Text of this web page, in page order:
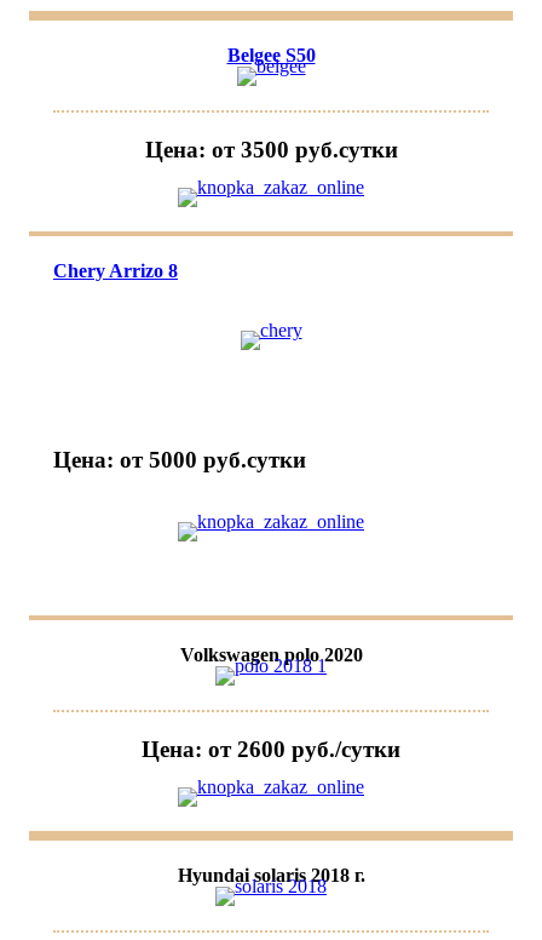
Belgee S50
Цена: от 3500 руб.cутки
Chery Arrizo 8
Цена: от 5000 руб.cутки
Volkswagen polo 2020
Цена: от 2600 руб./сутки
Hyundai solaris 2018 г.